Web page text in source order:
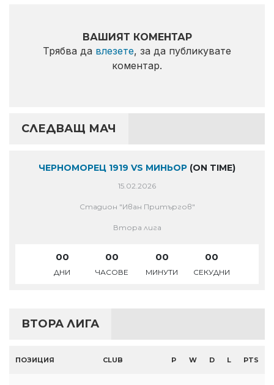
ВАШИЯТ КОМЕНТАР
Трябва да влезете, за да публикувате
коментар.
СЛЕДВАЩ МАЧ
ЧЕРНОМОРЕЦ 1919 VS МИНЬОР (ON TIME)
15.02.2026
Стадион "Иван Притъргов"
Втора лига
00
ДНИ
00
ЧАСОВЕ
00
МИНУТИ
00
СЕКУДНИ
ВТОРА ЛИГА
ПОЗИЦИЯ CLUB P W D L PTS